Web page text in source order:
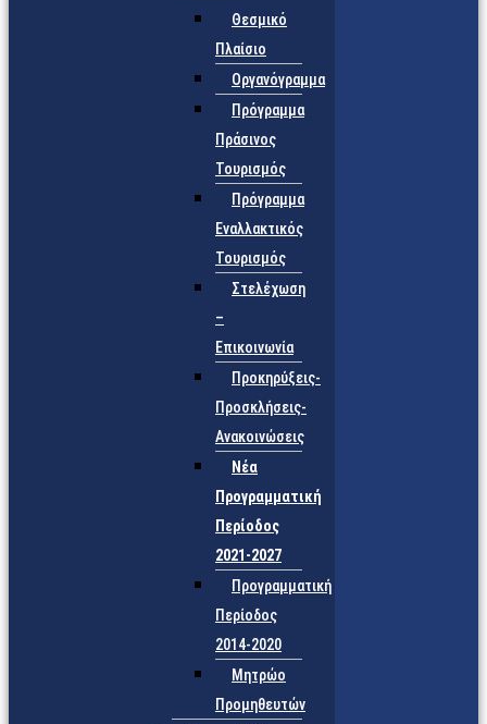
Θεσμικό
Πλαίσιο
Οργανόγραμμα
Πρόγραμμα
Πράσινος
Τουρισμός
Πρόγραμμα
Εναλλακτικός
Τουρισμός
Στελέχωση
–
Επικοινωνία
Προκηρύξεις-
Προσκλήσεις-
Ανακοινώσεις
Νέα
Προγραμματική
Περίοδος
2021-2027
Προγραμματική
Περίοδος
2014-2020
Μητρώο
Προμηθευτών